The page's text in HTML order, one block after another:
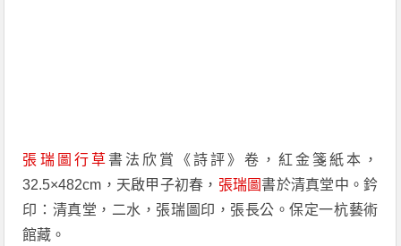
張瑞圖 行草 書法欣賞《詩評》卷，紅金箋紙本，
32.5×482cm，天啟甲子初春， 張瑞圖 書於清真堂中。鈐
印：清真堂，二水，張瑞圖印，張長公。保定一杭藝術
館藏。